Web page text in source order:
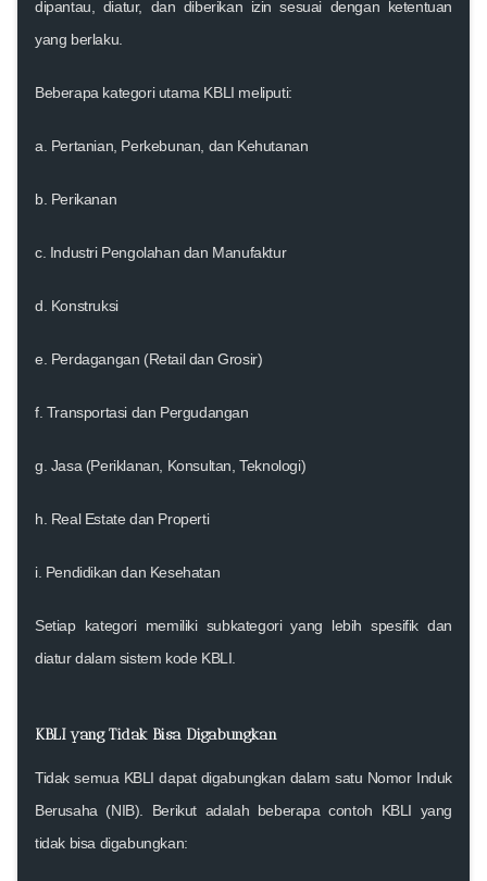
dipantau, diatur, dan diberikan izin sesuai dengan ketentuan
yang berlaku.
Beberapa kategori utama KBLI meliputi:
a. Pertanian, Perkebunan, dan Kehutanan
b. Perikanan
c. Industri Pengolahan dan Manufaktur
d. Konstruksi
e. Perdagangan (Retail dan Grosir)
f. Transportasi dan Pergudangan
g. Jasa (Periklanan, Konsultan, Teknologi)
h. Real Estate dan Properti
i. Pendidikan dan Kesehatan
Setiap kategori memiliki subkategori yang lebih spesifik dan
diatur dalam sistem kode KBLI.
KBLI yang Tidak Bisa Digabungkan
Tidak semua KBLI dapat digabungkan dalam satu Nomor Induk
Berusaha (NIB). Berikut adalah beberapa contoh KBLI yang
tidak bisa digabungkan: